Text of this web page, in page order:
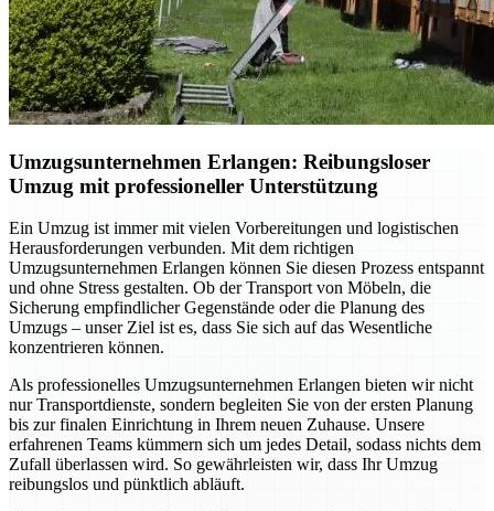
Umzugsunternehmen Erlangen: Reibungsloser
Umzug mit professioneller Unterstützung
Ein Umzug ist immer mit vielen Vorbereitungen und logistischen
Herausforderungen verbunden. Mit dem richtigen
Umzugsunternehmen Erlangen können Sie diesen Prozess entspannt
und ohne Stress gestalten. Ob der Transport von Möbeln, die
Sicherung empfindlicher Gegenstände oder die Planung des
Umzugs – unser Ziel ist es, dass Sie sich auf das Wesentliche
konzentrieren können.
Als professionelles Umzugsunternehmen Erlangen bieten wir nicht
nur Transportdienste, sondern begleiten Sie von der ersten Planung
bis zur finalen Einrichtung in Ihrem neuen Zuhause. Unsere
erfahrenen Teams kümmern sich um jedes Detail, sodass nichts dem
Zufall überlassen wird. So gewährleisten wir, dass Ihr Umzug
reibungslos und pünktlich abläuft.